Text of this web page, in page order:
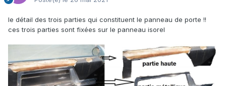
le détail des trois parties qui constituent le panneau de porte !!
ces trois parties sont fixées sur le panneau isorel